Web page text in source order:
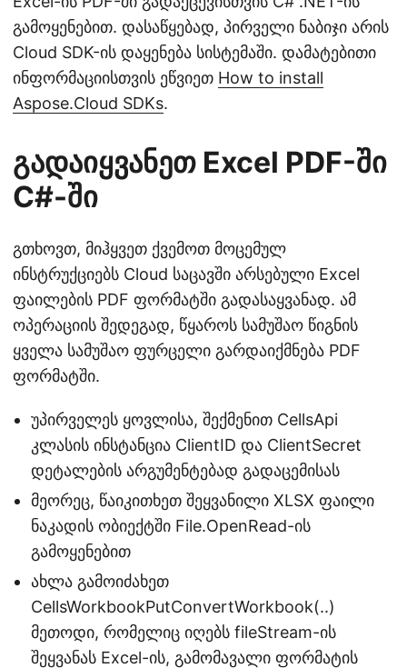
გამოყენებით. დასაწყებად, პირველი ნაბიჯი არის
Cloud SDK-ის დაყენება სისტემაში. დამატებითი
ინფორმაციისთვის ეწვიეთ How to install
Aspose.Cloud SDKs.
გადაიყვანეთ Excel PDF-ში
C#-ში
გთხოვთ, მიჰყვეთ ქვემოთ მოცემულ
ინსტრუქციებს Cloud საცავში არსებული Excel
ფაილების PDF ფორმატში გადასაყვანად. ამ
ოპერაციის შედეგად, წყაროს სამუშაო წიგნის
ყველა სამუშაო ფურცელი გარდაიქმნება PDF
ფორმატში.
უპირველეს ყოვლისა, შექმენით CellsApi
კლასის ინსტანცია ClientID და ClientSecret
დეტალების არგუმენტებად გადაცემისას
მეორეც, წაიკითხეთ შეყვანილი XLSX ფაილი
ნაკადის ობიექტში File.OpenRead-ის
გამოყენებით
ახლა გამოიძახეთ
CellsWorkbookPutConvertWorkbook(..)
მეთოდი, რომელიც იღებს fileStream-ის
შეყვანას Excel-ის, გამომავალი ფორმატის